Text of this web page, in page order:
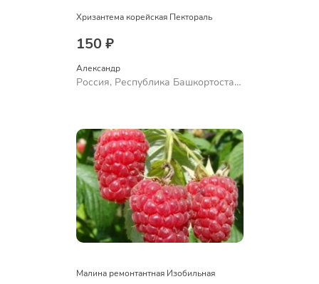
Хризантема корейская Пектораль
150 ₽
Александр
Россия, Республика Башкортостан,
Малина ремонтантная Изобильная